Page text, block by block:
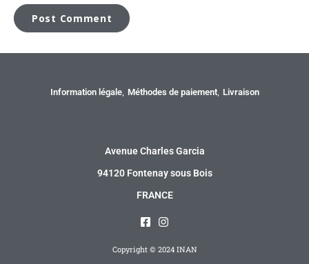
Information légale Méthodes de paiement Livraison
Avenue Charles Garcia
94120 Fontenay sous Bois
FRANCE
Copyright © 2024 INAN